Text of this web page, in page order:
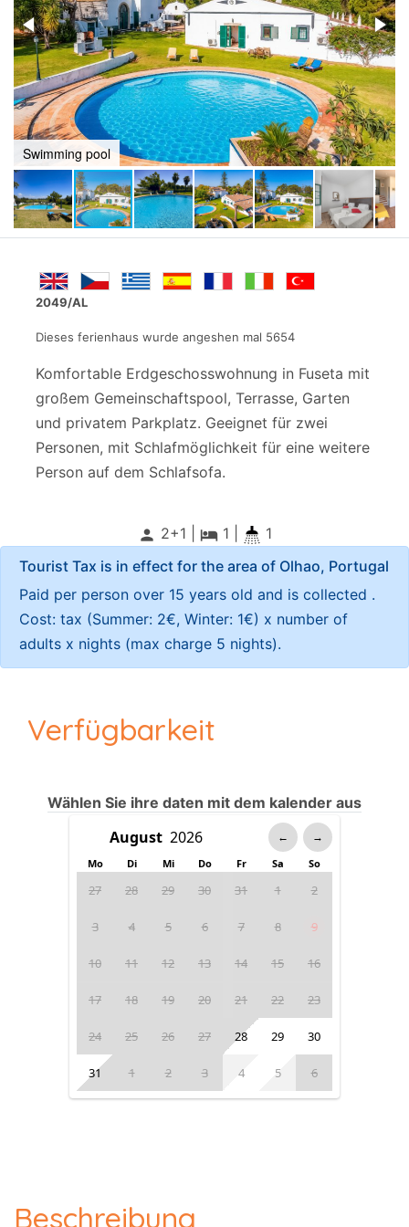
2049/AL
Dieses ferienhaus wurde angeshen mal 5654
Komfortable Erdgeschosswohnung in Fuseta mit
großem Gemeinschaftspool, Terrasse, Garten
und privatem Parkplatz. Geeignet für zwei
Personen, mit Schlafmöglichkeit für eine weitere
Person auf dem Schlafsofa.
person 2+1 | local_hotel1 1
Communal swimming pool
Tourist Tax is in effect for the area of Olhao, Portugal
Paid per person over 15 years old and is collected .
Cost: tax (Summer: 2€, Winter: 1€) x number of
adults x nights (max charge 5 nights).
Verfügbarkeit
Wählen Sie ihre daten mit dem kalender aus
← →
Mo Di Mi Do Fr Sa So
27 28 29 30 31 1 2
3 4 5 6 7 8 9
10 11 12 13 14 15 16
17 18 19 20 21 22 23
24 25 26 27 28 29 30
31 1 2 3 4 5 6
Beschreibung